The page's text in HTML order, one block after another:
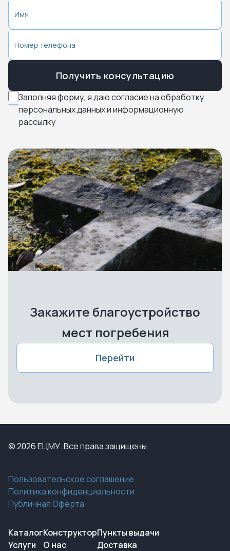
Заполняя форму, я даю согласие на обработку
персональных данных и информационную
рассылку
Получить консультацию
Закажите благоустройство
мест погребения
Перейти
© 2026 ЕЦМУ. Все права защищены.
Пользовательское соглашение
Политика конфиденциальности
Публичная Оферта
Каталог
Услуги
Конструктор
О нас
Пункты выдачи
Доставка